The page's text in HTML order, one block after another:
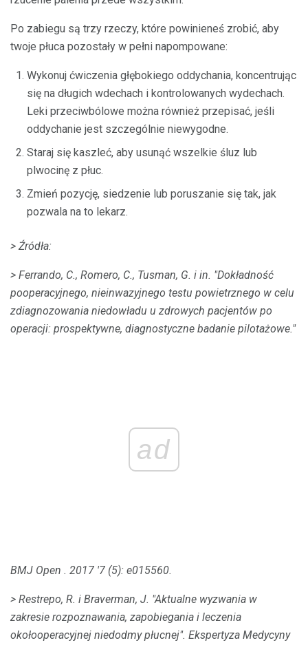
Po zabiegu są trzy rzeczy, które powinieneś zrobić, aby
twoje płuca pozostały w pełni napompowane:
Wykonuj ćwiczenia głębokiego oddychania, koncentrując
się na długich wdechach i kontrolowanych wydechach.
Leki przeciwbólowe można również przepisać, jeśli
oddychanie jest szczególnie niewygodne.
Staraj się kaszleć, aby usunąć wszelkie śluz lub
plwocinę z płuc.
Zmień pozycję, siedzenie lub poruszanie się tak, jak
pozwala na to lekarz.
> Źródła:
> Ferrando, C., Romero, C., Tusman, G. i in. "Dokładność
pooperacyjnego, nieinwazyjnego testu powietrznego w celu
zdiagnozowania niedowładu u zdrowych pacjentów po
operacji: prospektywne, diagnostyczne badanie pilotażowe."
ad
BMJ Open . 2017 '7 (5): e015560.
> Restrepo, R. i Braverman, J. "Aktualne wyzwania w
zakresie rozpoznawania, zapobiegania i leczenia
okołooperacyjnej niedodmy płucnej". Ekspertyza Medycyny